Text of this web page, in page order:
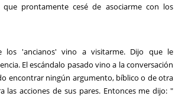
prontamente cesé de asociarme con los
los 'ancianos' vino a visitarme. Dijo que le
El escándalo pasado vino a la conversación
encontrar ningún argumento, bíblico o de otra
las acciones de sus pares. Entonces me dijo: "